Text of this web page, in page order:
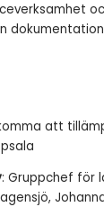
att
: Gruppchef för